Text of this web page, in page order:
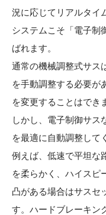
況に応じてリアルタイ
システムこそ「電子制
ばれます。
通常の機械調整式サス
を手動調整する必要が
を変更することはでき
しかし、電子制御サス
を最適に自動調整して
例えば、低速で平坦な
を柔らかく、ハイスピ
凸がある場合はサスセ
す。ハードブレーキン